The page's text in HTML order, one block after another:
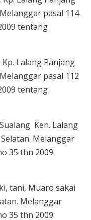
pasal 114
tentang
Lalang Panjang
pasal 112
tentang
Ken. Lalang
Melanggar
35 thn 2009
tani, Muaro sakai
Melanggar
35 thn 2009